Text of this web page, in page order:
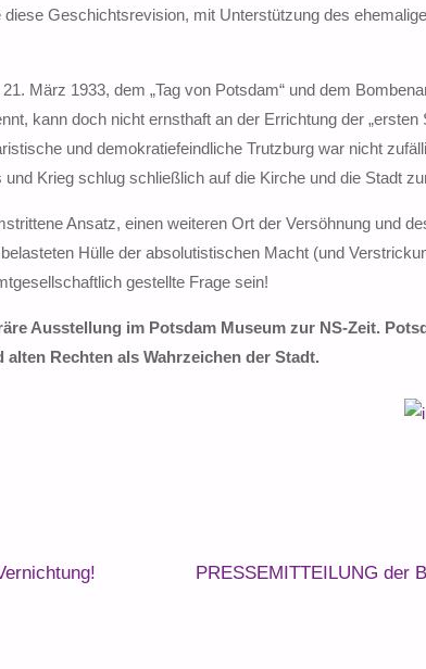
diese Geschichtsrevision, mit Unterstützung des
März 1933, dem „Tag von Potsdam“ und dem
kann doch nicht ernsthaft an der Errichtung der
und demokratiefeindliche Trutzburg war nicht
Krieg schlug schließlich auf die Kirche und die Stadt
Ansatz, einen weiteren Ort der Versöhnung und
Hülle der absolutistischen Macht (und
gestellte Frage sein!
Ausstellung im Potsdam Museum zur NS-Zeit.
Rechten als Wahrzeichen der Stadt.
PRESSEMITTEILUNG der